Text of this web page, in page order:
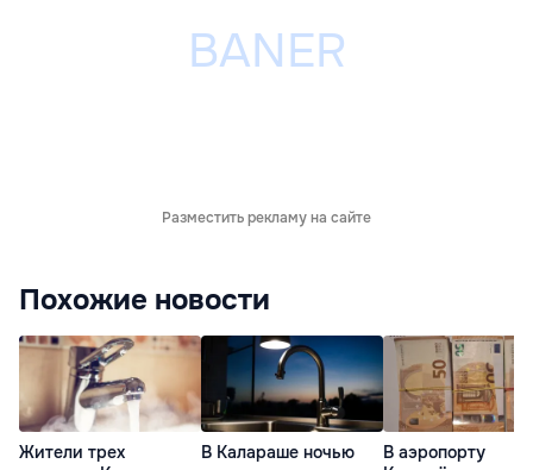
Разместить рекламу на сайте
Похожие новости
Жители трех
В Калараше ночью
В аэропорту